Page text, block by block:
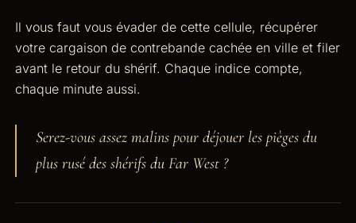
Il vous faut vous évader de cette cellule, récupérer
votre cargaison de contrebande cachée en ville et filer
avant le retour du shérif. Chaque indice compte,
chaque minute aussi.
Serez-vous assez malins pour déjouer les pièges du
plus rusé des shérifs du Far West ?